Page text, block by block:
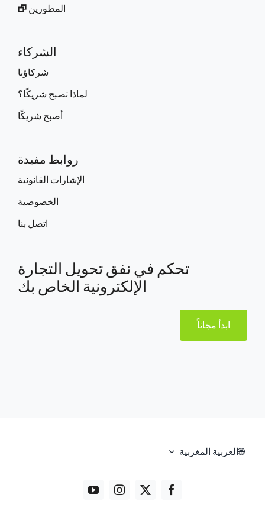
المطورين 🗗
الشركاء
شركاؤنا
لماذا تصبح شريكًا؟
أصبح شريكًا
روابط مفيدة
الإشارات القانونية
الخصوصية
اتصل بنا
تحكم في نفق تحويل التجارة
الإلكترونية الخاص بك
ابدأ مجاناً
العربية المغربية